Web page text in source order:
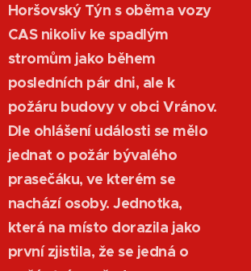
Horšovský Týn s oběma vozy
CAS nikoliv ke spadlým
stromům jako během
posledních pár dni, ale k
požáru budovy v obci Vránov.
Dle ohlášení události se mělo
jednat o požár bývalého
prasečáku, ve kterém se
nachází osoby. Jednotka,
která na místo dorazila jako
první zjistila, že se jedná o